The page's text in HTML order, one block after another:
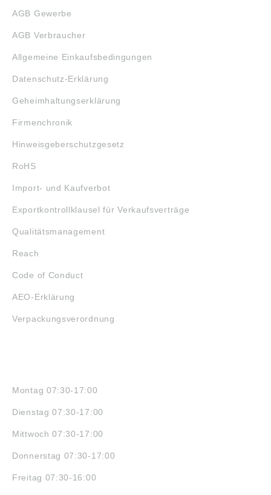
AGB Gewerbe
AGB Verbraucher
Allgemeine Einkaufsbedingungen
Datenschutz-Erklärung
Geheimhaltungserklärung
Firmenchronik
Hinweisgeberschutzgesetz
RoHS
Import- und Kaufverbot
Exportkontrollklausel für Verkaufsverträge
Qualitätsmanagement
Reach
Code of Conduct
AEO-Erklärung
Verpackungsverordnung
Montag 07:30-17:00
Dienstag 07:30-17:00
Mittwoch 07:30-17:00
Donnerstag 07:30-17:00
Freitag 07:30-16:00